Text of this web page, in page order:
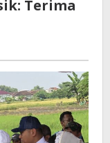
Terima